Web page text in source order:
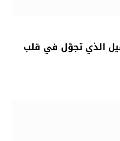
الذي تجوّل في قلب